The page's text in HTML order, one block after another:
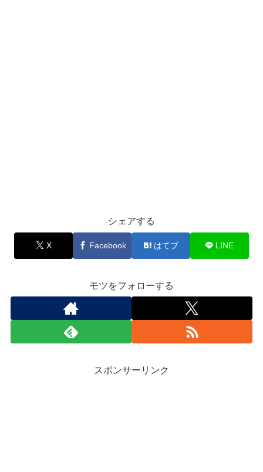
シェアする
X Facebook はてブ LINE
モツをフォローする
スポンサーリンク